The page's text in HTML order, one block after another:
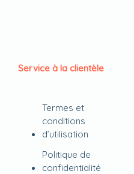
Service à la clientèle
Termes et
conditions
d’utilisation
Politique de
confidentialité